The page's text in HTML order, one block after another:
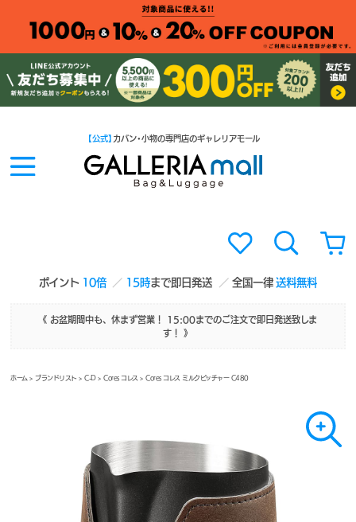
ポイント 10倍 15時まで即日発送 全国一律送料無料
【公式】 カバン・小物の専門店のギャレリアモール
《 お盆期間中も、休まず営業！ 15:00までのご注文で即日発送致しま
す！ 》
ホーム >ブランドリスト >C-D>Cores コレス > Cores コレス ミルクピッチャー C480